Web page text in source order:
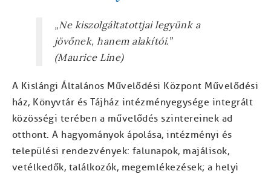
„Ne kiszolgáltatottjai legyünk a
jövőnek, hanem alakítói.”
(Maurice Line)
A Kislángi Általános Művelődési Központ Művelődési
ház, Könyvtár és Tájház intézményegysége integrált
közösségi terében a művelődés szintereinek ad
otthont. A hagyományok ápolása, intézményi és
települési rendezvények: falunapok, majálisok,
vetélkedők, találkozók, megemlékezések; a helyi